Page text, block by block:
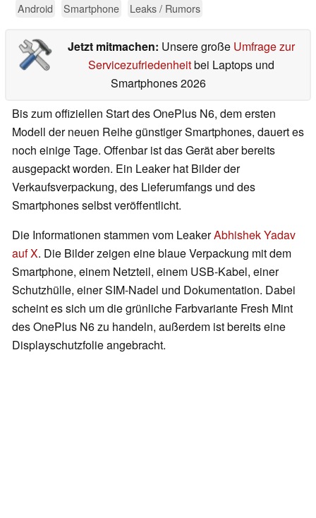
Android Smartphone Leaks / Rumors
Jetzt mitmachen: Unsere große Umfrage zur
Servicezufriedenheitbei Laptops und
Smartphones 2026
Bis zum offiziellen Start des OnePlus N6, dem ersten
Modell der neuen Reihe günstiger Smartphones, dauert es
noch einige Tage. Offenbar ist das Gerät aber bereits
ausgepackt worden. Ein Leaker hat Bilder der
Verkaufsverpackung, des Lieferumfangs und des
Smartphones selbst veröffentlicht.
Die Informationen stammen vom LeakerAbhishek Yadav
auf X. Die Bilder zeigen eine blaue Verpackung mit dem
Smartphone, einem Netzteil, einem USB-Kabel, einer
Schutzhülle, einer SIM-Nadel und Dokumentation. Dabei
scheint es sich um die grünliche Farbvariante Fresh Mint
des OnePlus N6 zu handeln, außerdem ist bereits eine
Displayschutzfolie angebracht.